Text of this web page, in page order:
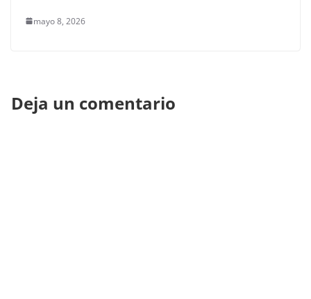
mayo 8, 2026
Deja un comentario